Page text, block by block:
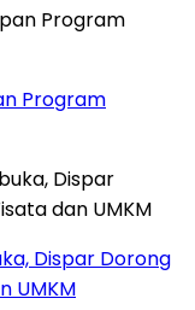
Program
Dispar Dorong
UMKM